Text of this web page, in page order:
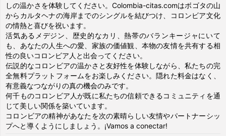
しの温かさを体験してください。Colombia-citas.comはボゴタの山
からカルタヘナの海岸までのシングルを結びつけ、コロンビア文化
の情熱と喜びを祝います。
活気あるメデジン、歴史的なカリ、熱帯のバランキージャにいて
も、あなたの人生への愛、家族の価値観、本物の友情を共有する相
性の良いコロンビア人と出会ってください。
伝説的なコロンビアの温かさと友好性を体験しながら、私たちの完
全無料プラットフォームをお楽しみください。隠れた料金はなく、
有意義なつながりの真の機会のみです。
何千ものコロンビア人が既に私たちの信頼できるコミュニティを通
じて美しい関係を築いています。
コロンビアの精神があなたを次の素晴らしい友情やパートナーシッ
プへと導くようにしましょう。¡Vamos a conectar!